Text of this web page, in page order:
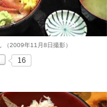
（2009年11 月8日撮影）
いいね
16